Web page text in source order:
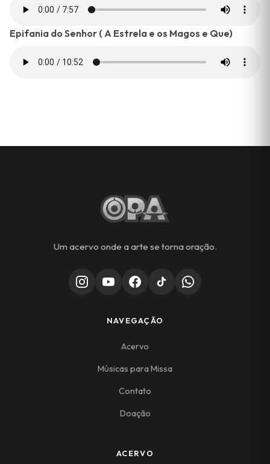
Epifania do Senhor ( A Estrela e os Magos e Que)
Um acervo onde a arte se torna oração.
NAVEGAÇÃO
Acervo
Músicas para Missa
Contato
Doação
ACERVO